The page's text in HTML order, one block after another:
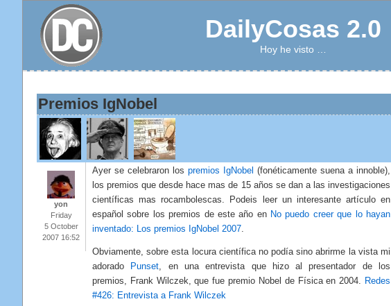
DailyCosas 2.0
Hoy he visto …
Premios IgNobel
yon
Friday
5 October
2007 16:52
Ayer se celebraron los premios IgNobel (fonéticamente suena a innoble),
los premios que desde hace mas de 15 años se dan a las investigaciones
científicas mas rocambolescas. Podeis leer un interesante artículo en
español sobre los premios de este año en No puedo creer que lo hayan
inventado: Los premios IgNobel 2007
Obviamente, sobre esta locura científica no podía sino abrirme la vista mi
adorado
Punset, en una entrevista que hizo al presentador de los
premios, Frank Wilczek, que fue premio Nobel de Física en 2004. Redes
#426: Entrevista a Frank Wilczek